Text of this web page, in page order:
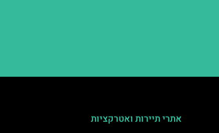
אתרי תיירות ואטרקציות